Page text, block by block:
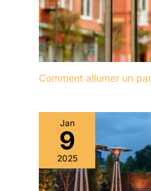
Comment allumer un
Jan
9
2025